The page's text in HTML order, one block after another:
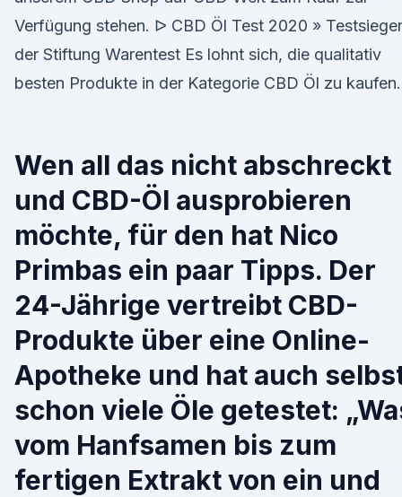
Verfügung stehen. ᐅ CBD Öl Test 2020 » Testsieger
der Stiftung Warentest Es lohnt sich, die qualitativ
besten Produkte in der Kategorie CBD Öl zu kaufen.
Wen all das nicht abschreckt
und CBD-Öl ausprobieren
möchte, für den hat Nico
Primbas ein paar Tipps. Der
24-Jährige vertreibt CBD-
Produkte über eine Online-
Apotheke und hat auch
schon viele Öle getestet:
vom Hanfsamen bis zum
fertigen Extrakt von ein und